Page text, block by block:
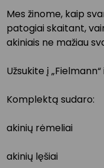
Mes žinome, kaip
patogiai skaitant,
akiniais ne mažiau
Užsukite į
Komplektą sudaro:
akinių rėmeliai
akinių lęšiai